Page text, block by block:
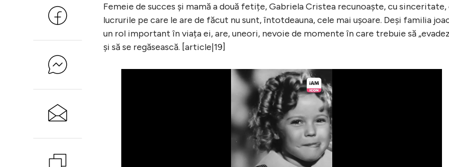
Femeie de succes și mamă a două fetițe, Gabriela Cristea recunoaște, cu sinceritate,
lucrurile pe care le are de făcut nu sunt, întotdeauna, cele mai ușoare. Deși familia
un rol important în viața ei, are, uneori, nevoie de momente în care trebuie să
și să se regăsească. [article|19]